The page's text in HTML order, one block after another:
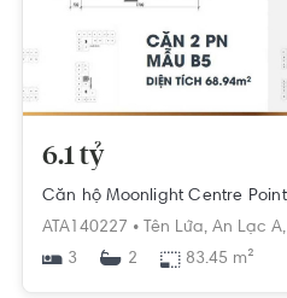
6.1 tỷ
ATA140227 •
Tên Lửa, An Lạc A,
3
2 83.45 m²